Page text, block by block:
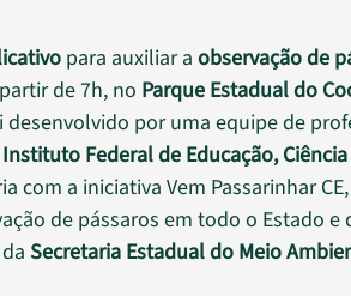
para auxiliar a observação de
de 7h, no Parque Estadual do
por uma equipe de
Instituto Federal de Educação,
com a iniciativa Vem Passarinhar
de pássaros em todo o Estado
Secretaria Estadual do Meio